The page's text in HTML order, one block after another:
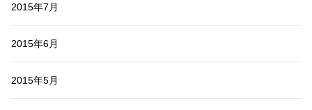
2015年7月
2015年6月
2015年5月